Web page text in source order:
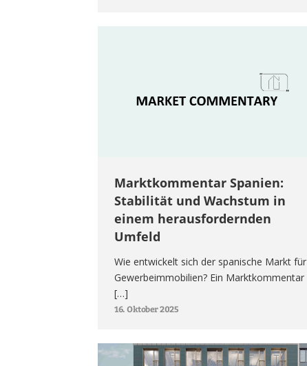
Marktkommentar Spanien:
Stabilität und Wachstum in
einem herausfordernden
Umfeld
Wie entwickelt sich der spanische Markt für
Gewerbeimmobilien? Ein Marktkommentar
[…]
16. Oktober 2025